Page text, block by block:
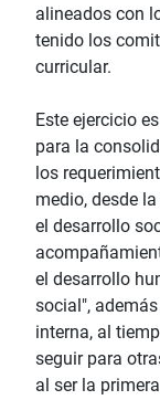
alineados con
tenido los
curricular.
Este ejercicio
para la
los
medio, desde
el desarrollo
el desarrollo
social",
interna, al
seguir para
al ser la